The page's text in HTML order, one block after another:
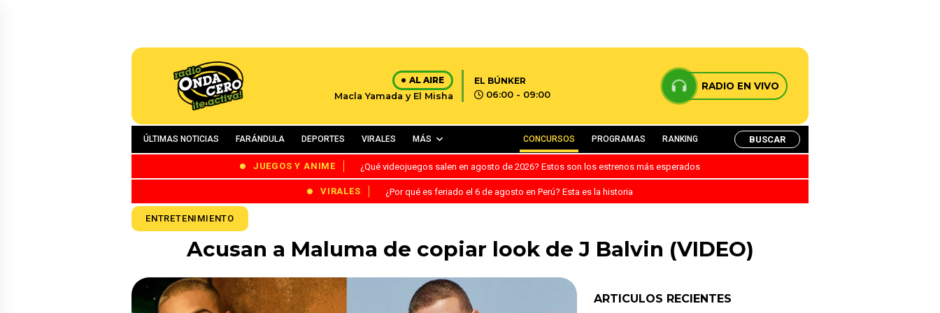
AL AIRE
Macla Yamada y El Misha
EL BÚNKER
06:00 - 09:00
RADIO EN VIVO
ÚLTIMAS NOTICIAS FARÁNDULA DEPORTES VIRALES MÁS CONCURSOS PROGRAMAS RANKING BUSCAR
JUEGOS Y ANIME ¿Qué videojuegos salen en agosto de 2026? Estos son los estrenos más esperados
VIRALES ¿Por qué es feriado el 6 de agosto en Perú? Esta es la historia
ENTRETENIMIENTO
Acusan a Maluma de copiar look de J Balvin (VIDEO)
ARTICULOS RECIENTES